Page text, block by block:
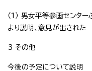
（1） 男女平等参画センタ
より説明、意見が出された
3 その他
今後の予定について説明